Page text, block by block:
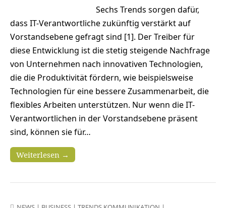
Sechs Trends sorgen dafür,
dass IT-Verantwortliche zukünftig verstärkt auf
Vorstandsebene gefragt sind [1]. Der Treiber für
diese Entwicklung ist die stetig steigende Nachfrage
von Unternehmen nach innovativen Technologien,
die die Produktivität fördern, wie beispielsweise
Technologien für eine bessere Zusammenarbeit, die
flexibles Arbeiten unterstützen. Nur wenn die IT-
Verantwortlichen in der Vorstandsebene präsent
sind, können sie für…
Weiterlesen →